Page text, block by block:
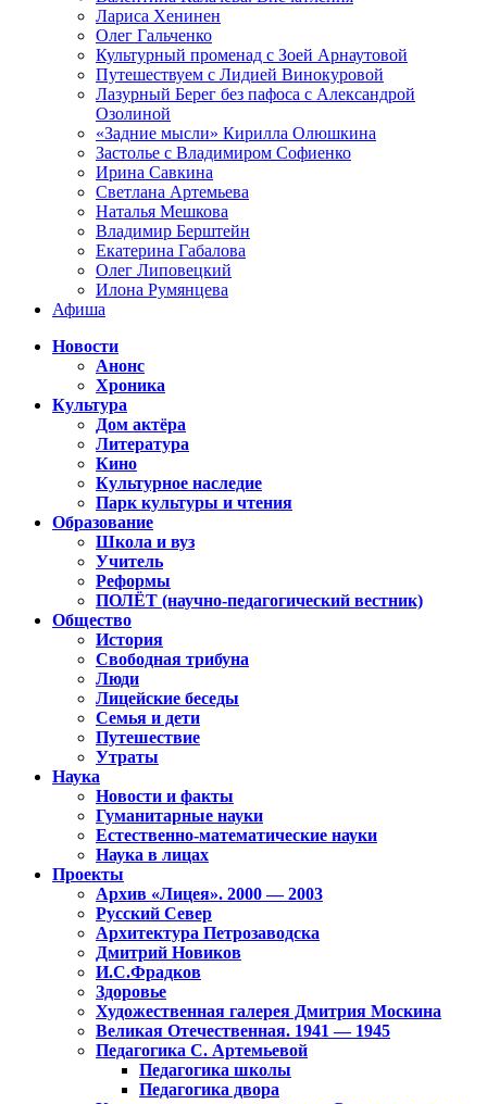
Лариса Хенинен
Олег Гальченко
Культурный променад с Зоей Арнаутовой
Путешествуем с Лидией Винокуровой
Лазурный Берег без пафоса с Александрой
Озолиной
«Задние мысли» Кирилла Олюшкина
Застолье с Владимиром Софиенко
Ирина Савкина
Светлана Артемьева
Наталья Мешкова
Владимир Берштейн
Екатерина Габалова
Олег Липовецкий
Илона Румянцева
Афиша
Новости
Анонс
Хроника
Культура
Дом актёра
Литература
Кино
Культурное наследие
Парк культуры и чтения
Образование
Школа и вуз
Учитель
Реформы
ПОЛЁТ (научно-педагогический вестник)
Общество
История
Свободная трибуна
Люди
Лицейские беседы
Семья и дети
Путешествие
Утраты
Наука
Новости и факты
Гуманитарные науки
Естественно-математические науки
Наука в лицах
Проекты
Архив «Лицея». 2000 — 2003
Русский Север
Архитектура Петрозаводска
Дмитрий Новиков
И.С.Фрадков
Здоровье
Художественная галерея Дмитрия Москина
Великая Отечественная. 1941 — 1945
Педагогика С. Артемьевой
Педагогика школы
Педагогика двора